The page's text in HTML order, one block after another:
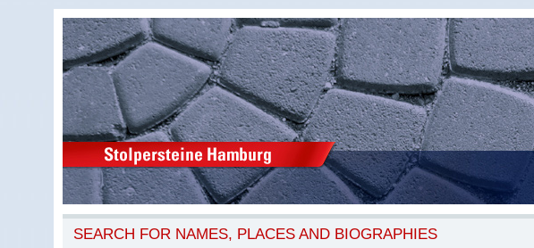
SEARCH FOR NAMES, PLACES AND BIOGRAPHIES